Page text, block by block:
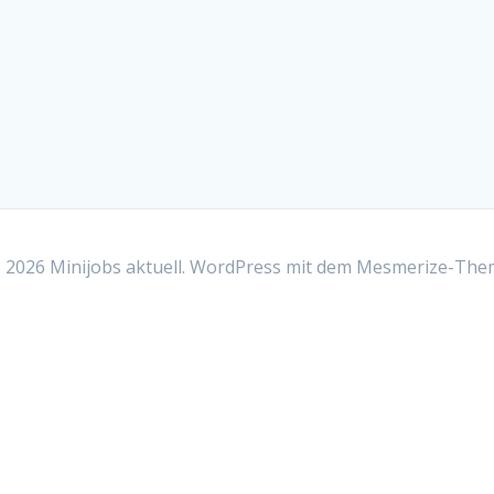
Minijobs aktuell. WordPress mit dem Mesmerize-